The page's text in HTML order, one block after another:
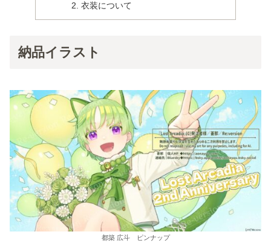
衣装について
納品イラスト
都築 広斗 ピンナップ